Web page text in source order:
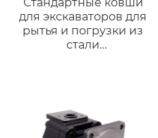
для экскаваторов для
рытья и погрузки из
стали